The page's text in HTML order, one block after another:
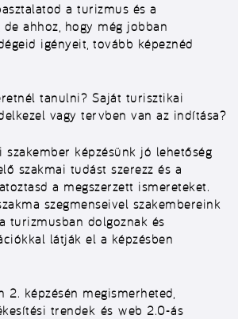
a turizmus és a
ahhoz, hogy még jobban
igényeit, tovább képeznéd
tanulni? Saját turisztikai
vagy tervben van az indítása?
képzésünk jó lehetőség
szakmai tudást szerezz és a
a megszerzett ismereteket.
szegmenseivel szakembereink
turizmusban dolgoznak és
látják el a képzésben
2. képzésén megismerheted,
trendek és web 2.0-ás